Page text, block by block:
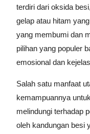
terdiri dari oksida
gelap atau hitam
yang membumi dan
pilihan yang populer
emosional dan
Salah satu manfaat
kemampuannya
melindungi terhadap
oleh kandungan besi